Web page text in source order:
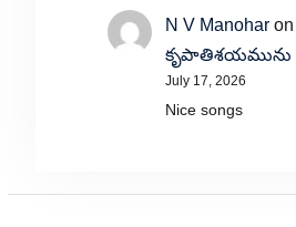
N V Manoharon
కృపాతిశయమును
July 17, 2026
Nice songs